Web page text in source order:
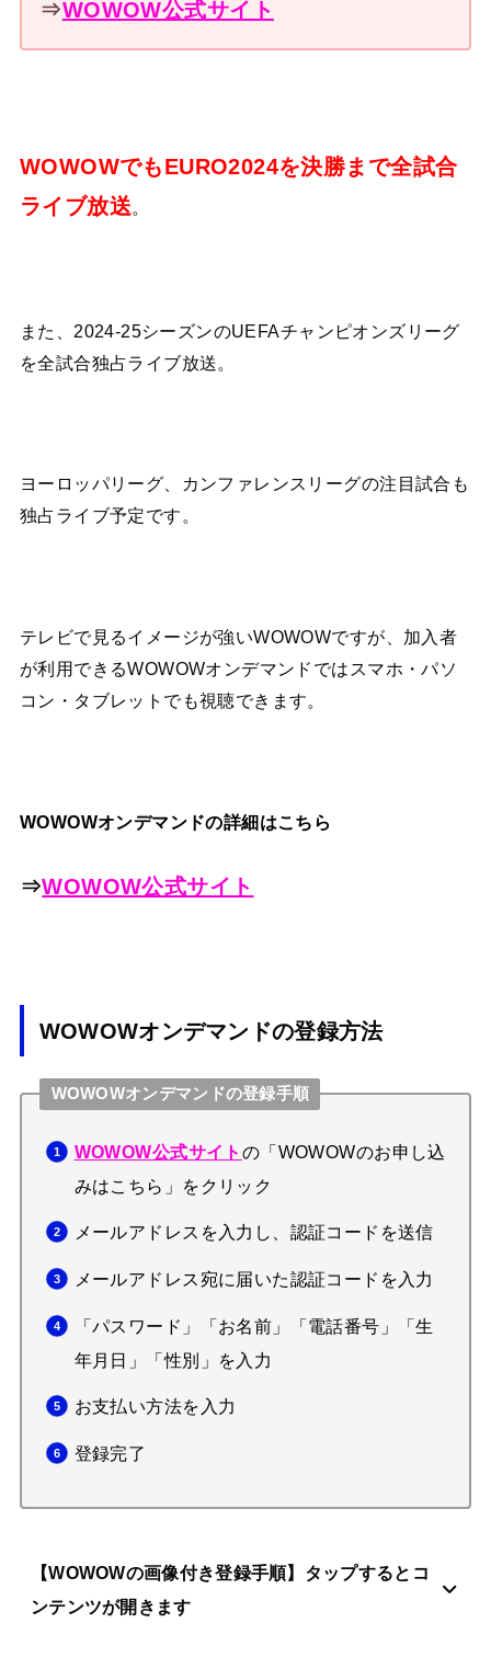
⇒WOWOW公式サイト
WOWOWでもEURO2024を決勝まで全試合
ライブ放送。
また、2024-25シーズンのUEFAチャンピオンズリーグ
を全試合独占ライブ放送。
ヨーロッパリーグ、カンファレンスリーグの注目試合も
独占ライブ予定です。
テレビで見るイメージが強いWOWOWですが、加入者
が利用できるWOWOWオンデマンドではスマホ・パソ
コン・タブレットでも視聴できます。
WOWOWオンデマンドの詳細はこちら
⇒WOWOW公式サイト
WOWOWオンデマンドの登録方法
WOWOWオンデマンドの登録手順
WOWOW公式サイト の「WOWOWのお申し込
みはこちら 」をクリック
メールアドレスを入力し、認証コードを送信
メールアドレス宛に届いた認証コードを入力
「パスワード」「お名前」「電話番号」「生
年月日」「性別」を入力
お支払い方法を入力
登録完了
【WOWOWの画像付き登録手順】タップするとコ
ンテンツが開きます